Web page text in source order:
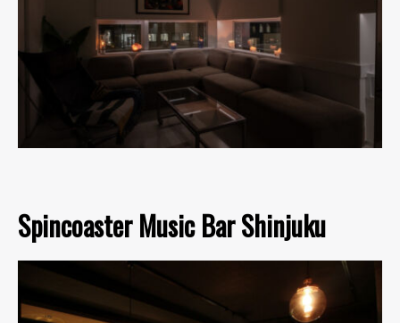
Spincoaster Music Bar Shinjuku